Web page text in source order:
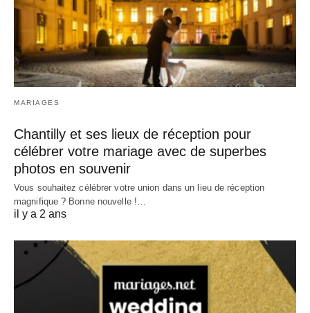
MARIAGES
Chantilly et ses lieux de réception pour
célébrer votre mariage avec de superbes
photos en souvenir
Vous souhaitez célébrer votre union dans un lieu de réception
magnifique ? Bonne nouvelle !…
il y a 2 ans